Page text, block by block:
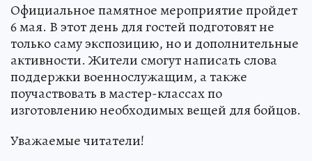
Официальное памятное мероприятие пройдет
6 мая. В этот день для гостей подготовят не
только саму экспозицию, но и дополнительные
активности. Жители смогут написать слова
поддержки военнослужащим, а также
поучаствовать в мастер-классах по
изготовлению необходимых вещей для бойцов.
Уважаемые читатели!